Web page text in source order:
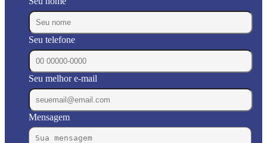
Seu telefone
Seu melhor e-mail
Mensagem